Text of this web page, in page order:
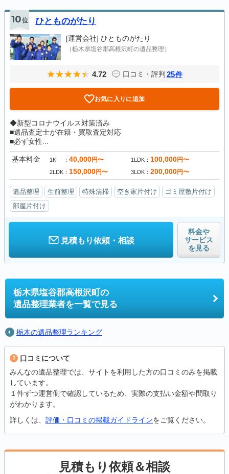
10位 ひとものがたり
[運営会社] ひとものがたり
（栃木県塩谷郡高根沢町の遺品整理）
4.72 口コミ・評判 25件
お気に入りに追加
◆新型コロナウイルス対策済み
■遺品査定士が在籍・買取査定対応
■必ず女性...
基本料金 1K 40,000円〜 1LDK 100,000円〜
2LDK 150,000円〜 3LDK 200,000円〜
遺品整理 生前整理 特殊清掃 空き家片付け
ゴミ屋敷片付け
部屋片付け
見積もり依頼・相談
料金や
サービス
を見る
栃木県塩谷郡高根沢町の
遺品整理業者を一覧で見る
栃木の遺品整理ランキング
口コミについて
みんなの遺品整理では、サイトを利用した方の口コミのみを掲載
しています。
１件ずつ運営側で確認しているため、実際の支払い金額や間取り
がわかります。
詳しくは、 評価・口コミの掲載ガイドラインをご覧ください。
見積もり依頼＆相談